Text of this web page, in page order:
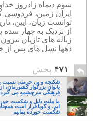
سوم دیماه زادروز
ایران زمین، فردوسی
توانست زبان، آیین،
از نزدیک به چهار
زباله های تازیان
دهها نسل های پس از
۴۷۱ پخش
شکنجه و بی حرمتی نسبت
بانوان بزرگوار کشورمان،
فرهنگی سرچشمه می
ایرانی، و یا تازیان؟
ما ملت ذلیل و شکست
ایم، و گویا قرار است
شکست خورده بمانیم